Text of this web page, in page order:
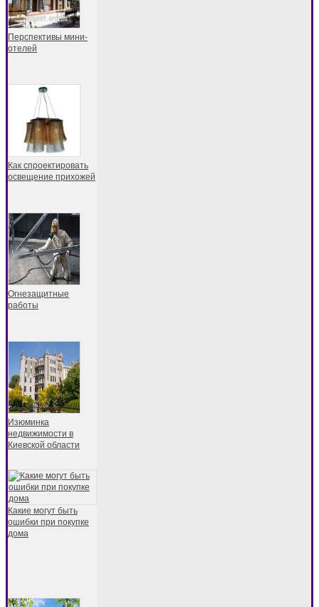
Перспективы мини-
отелей
Как спроектировать
освещение прихожей
Огнезащитные
работы
Изюминка
недвижимости в
Киевской области
Какие могут быть
ошибки при покупке
дома